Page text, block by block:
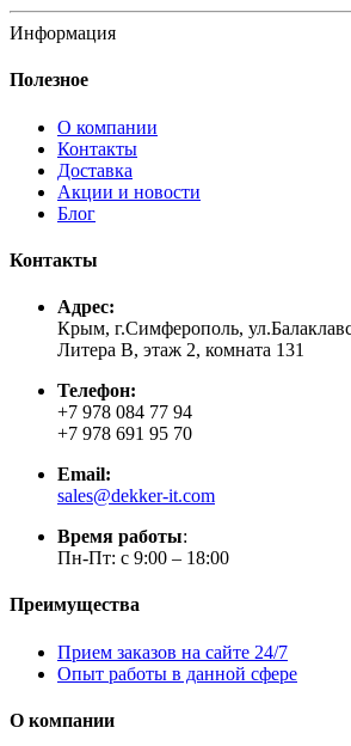
Информация
Полезное
О компании
Контакты
Доставка
Акции и новости
Блог
Контакты
Адрес:
Крым, г.Симферополь,
Литера В, этаж 2, комната 131
Телефон:
+7 978 084 77 94
+7 978 691 95 70
Email:
sales@dekker-it.com
Время работы:
Пн-Пт: с 9:00 – 18:00
Преимущества
Прием заказов на сайте 24/7
Опыт работы в данной сфере
О компании